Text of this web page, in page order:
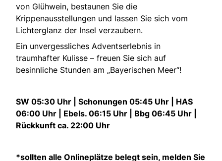
von Glühwein, bestaunen Sie die
Krippenausstellungen und lassen Sie sich vom
Lichterglanz der Insel verzaubern.
Ein unvergessliches Adventserlebnis in
traumhafter Kulisse – freuen Sie sich auf
besinnliche Stunden am „Bayerischen Meer“!
SW 05:30 Uhr | Schonungen 05:45 Uhr | HAS
06:00 Uhr | Ebels. 06:15 Uhr | Bbg 06:45 Uhr |
Rückkunft ca. 22:00 Uhr
*sollten alle Onlineplätze belegt sein, melden Sie